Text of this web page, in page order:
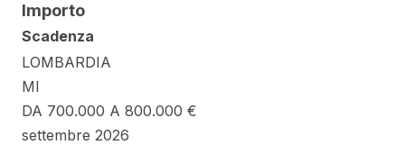
Importo
Scadenza
LOMBARDIA
MI
DA 700.000 A 800.000 €
settembre 2026